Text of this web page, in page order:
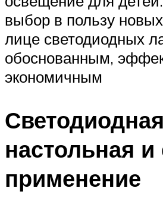
выбор в пользу
лице светодиодных
обоснованным,
экономичным
настольная и
применение